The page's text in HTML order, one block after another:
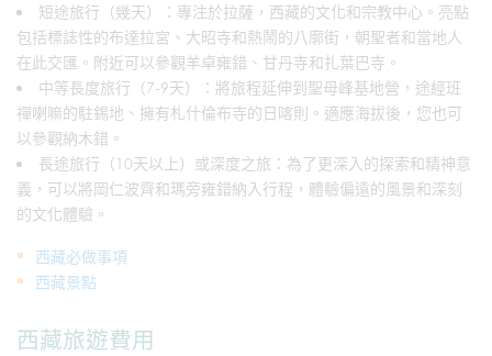
短途旅行（幾天）：專注於拉薩，西藏的文化和宗教中心。亮點
包括標誌性的布達拉宮、大昭寺和熱鬧的八廓街，朝聖者和當地人
在此交匯。附近可以參觀羊卓雍錯、甘丹寺和扎葉巴寺。
中等長度旅行（7-9天）：將旅程延伸到聖母峰基地營，途經班
禪喇嘛的駐錫地、擁有札什倫布寺的日喀則。適應海拔後，您也可
以參觀納木錯。
長途旅行（10天以上）或深度之旅：為了更深入的探索和精神意
義，可以將岡仁波齊和瑪旁雍錯納入行程，體驗偏遠的風景和深刻
的文化體驗。
西藏必做事項
西藏景點
西藏旅遊費用